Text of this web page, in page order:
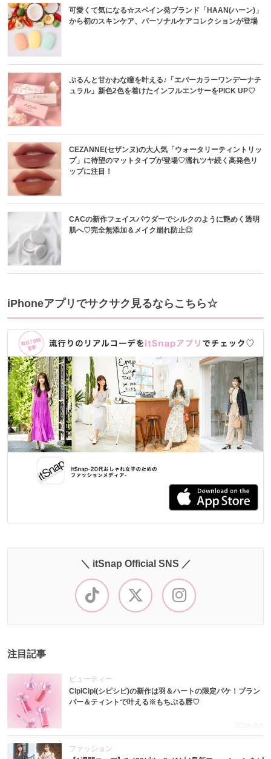
可愛くて気になる☆スペイン発ブランド「HAAN(ハーン)」
から初のスキンケア、パーソナルケアコレクションが登場
ぷるんと甘かわな瞳を叶える♪「エバーカラーワンデーナチ
ュラル」新色2色を着けたインフルエンサーをPICK UP♡
CEZANNE(セザンヌ)の大人気「ウォータリーティントリッ
プ」に待望のマットタイプが登場♡濡れツヤ続く高発色リ
ップに注目！
CACの新作フェイスパウダーでシルクのように艶めく透明
肌へ♡完全無添加＆メイク崩れ防止◎
iPhoneアプリでサクサク見るならこちら☆
＼ itSnap Official SNS ／
注目記事
ビューティー
CipiCipi(シピシピ)の新作は羽＆ハートの限定パケ！プラン
パー＆ティントで叶える※もちぷる唇♡
2026.8.6
ファッション